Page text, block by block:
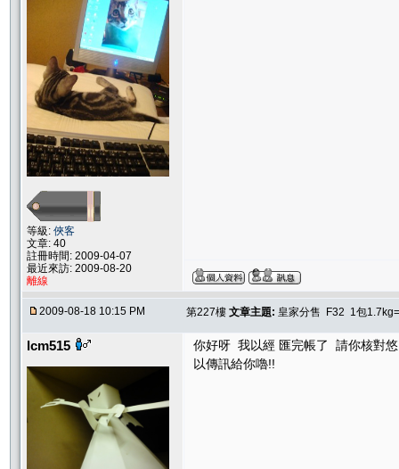
等級: 俠客
文章: 40
註冊時間: 2009-04-07
最近來訪: 2009-08-20
離線
2009-08-18 10:15 PM 第227樓 文章主題: 皇家分售 F32 1包
lcm515
你好呀 我以經 匯完帳了 請你核對悠
以傳訊給你嚕!!